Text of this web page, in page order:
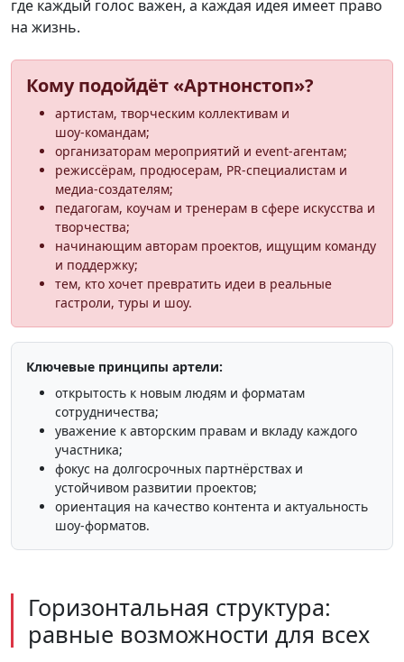
где каждый голос важен, а каждая идея имеет право
на жизнь.
Кому подойдёт «Артнонстоп»?
артистам, творческим коллективам и
шоу‑командам;
организаторам мероприятий и event‑агентам;
режиссёрам, продюсерам, PR‑специалистам и
медиа‑создателям;
педагогам, коучам и тренерам в сфере искусства и
творчества;
начинающим авторам проектов, ищущим команду
и поддержку;
тем, кто хочет превратить идеи в реальные
гастроли, туры и шоу.
Ключевые принципы артели:
открытость к новым людям и форматам
сотрудничества;
уважение к авторским правам и вкладу каждого
участника;
фокус на долгосрочных партнёрствах и
устойчивом развитии проектов;
ориентация на качество контента и актуальность
шоу‑форматов.
Горизонтальная структура:
равные возможности для всех